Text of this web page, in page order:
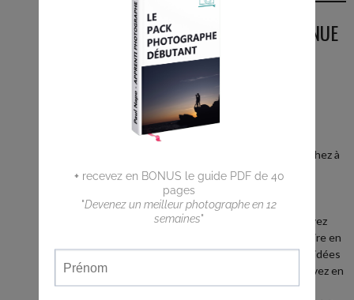
BIENVENUE
Vous cherchez à
faire de
photos ?
Vous n'arrivez
pas a traduire en
photos les idées
que vous avez en
tête ?